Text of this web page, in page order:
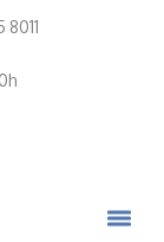
8011